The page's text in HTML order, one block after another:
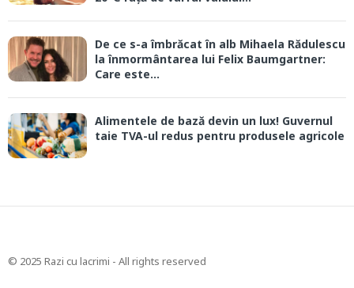
De ce s-a îmbrăcat în alb Mihaela Rădulescu
la înmormântarea lui Felix Baumgartner:
Care este...
Alimentele de bază devin un lux! Guvernul
taie TVA-ul redus pentru produsele agricole
© 2025 Razi cu lacrimi - All rights reserved